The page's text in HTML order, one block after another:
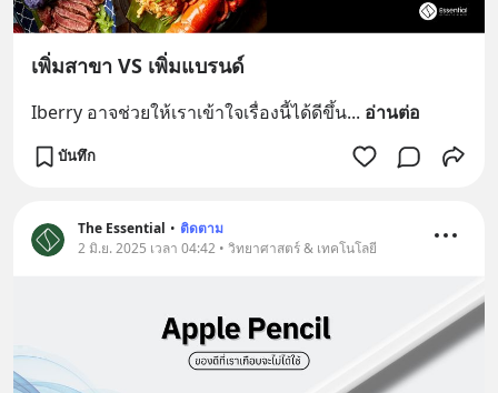
เพิ่มสาขา VS เพิ่มแบรนด์
Iberry อาจช่วยให้เราเข้าใจเรื่องนี้ได้ดีขึ้น... อ่านต่อ
บันทึก
The Essential • ติดตาม
2 มิ.ย. 2025 เวลา 04:42 • วิทยาศาสตร์ & เทคโนโลยี